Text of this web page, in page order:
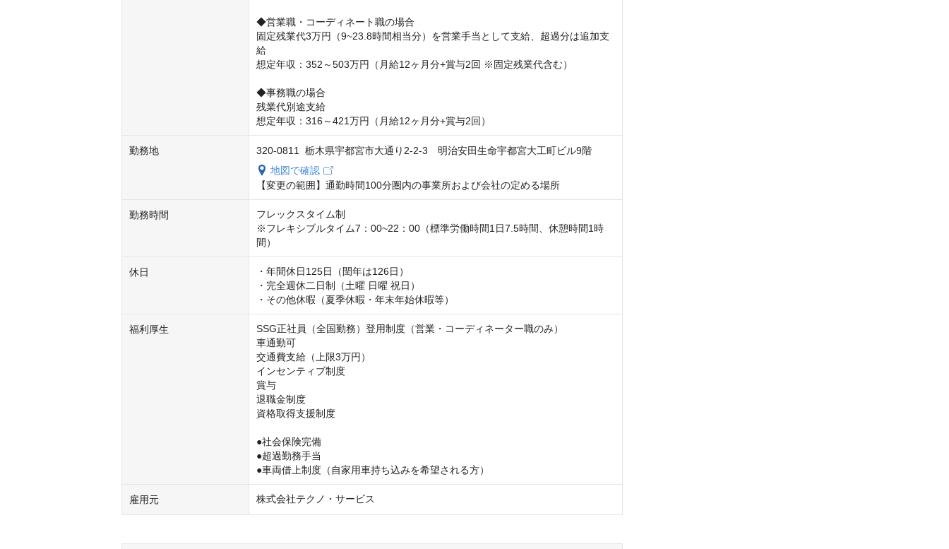
◆営業職・コーディネート職の場合
固定残業代3万円（9~23.8時間相当分）を営業手当として支給、超過分は追加支
給
想定年収：352～503万円（月給12ヶ月分+賞与2回 ※固定残業代含む）
◆事務職の場合
残業代別途支給
想定年収：316～421万円（月給12ヶ月分+賞与2回）
勤務地
320-0811 栃木県宇都宮市大通り2-2-3 明治安田生命宇都宮大工町ビル9階
地図で確認
【変更の範囲】通勤時間100分圏内の事業所および会社の定める場所
勤務時間
フレックスタイム制
※フレキシブルタイム7：00~22：00（標準労働時間1日7.5時間、休憩時間1時
間）
休日
・年間休日125日（閏年は126日）
・完全週休二日制（土曜 日曜 祝日）
・その他休暇（夏季休暇・年末年始休暇等）
福利厚生
SSG正社員（全国勤務）登用制度（営業・コーディネーター職のみ）
車通勤可
交通費支給（上限3万円）
インセンティブ制度
賞与
退職金制度
資格取得支援制度
●社会保険完備
●超過勤務手当
●車両借上制度（自家用車持ち込みを希望される方）
雇用元 株式会社テクノ・サービス